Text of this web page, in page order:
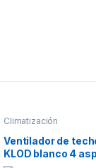
Climatización
Ventilador de
KLOD blanco 4